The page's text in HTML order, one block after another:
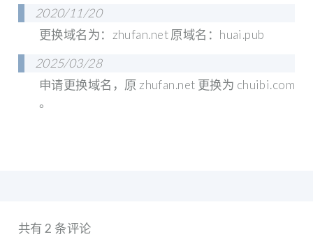
2020/11/20
更换域名为：zhufan.net 原域名：huai.pub
2025/03/28
申请更换域名，原 zhufan.net 更换为 chuibi.com
。
共有 2 条评论